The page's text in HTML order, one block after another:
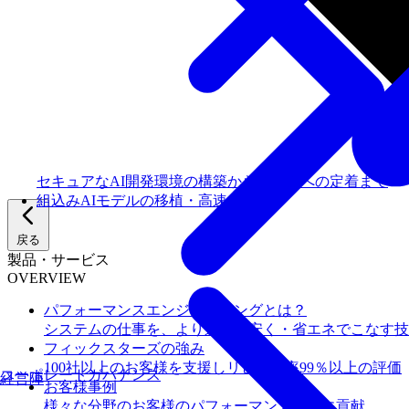
戻る
製品・サービス
OVERVIEW
パフォーマンスエンジニアリングとは？
システムの仕事を、より速く・安く・省エネでこなす
フィックスターズの​強み
100社以上のお客様を支援しリピート率99％以上の評価
お客様事例
様々な分野のお客様のパフォーマンス向上に貢献
経営陣
セキュアなAI開発環境の構築からチームへの定着まで
組込みAIモデルの移植・高速化
コーポレートガバナンス